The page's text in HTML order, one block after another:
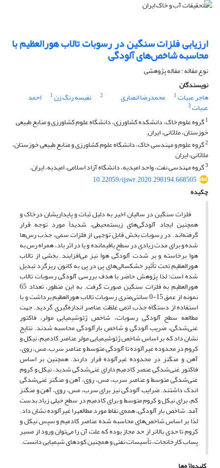
ارزیابی فلزات سنگین در رسوبات تالاب هورالعظیم با
محاسبه شاخص‌های آلودگی
نوع مقاله : مقاله پژوهشی
نویسندگان
هاجر عبیات1 محمدرضا انصاری 2 نفیسه رنگ زن1 احمد
عبیات3
1گروه علوم خاک، دانشکده کشاورزی، دانشگاه علوم کشاورزی و منابع طبیعی
خوزستان، ملاثانی، ایران.
2گروه علوم و مهندسی خاک، دانشگاه علوم کشاورزی و منابع طبیعی خوزستان،
ملاثانی، ایران
3گروه مهندسی نفت، واحد امیدیه، دانشگاه آزاد اسلامی، امیدیه، ایران.
10.22059/ijswr.2020.298194.668505
چکیده
فلزات سنگین در سالیان اخیر به دلیل ثبات و پایداریشان درخاک و
همچنین ایجاد آلودگیهای زیستمحیطی، شدیداً مورد توجه قرار
گرفتهاند. در رسوبات بخش قابل توجهی از فلزات سمی، جذب رسها
شده و برای مدت زیادی در سطح باقیمانده و یا در اثر باد، همراه رس به
هوا برخاسته و بر شدت آلودگی هوا نیز میافزایند. بخشی از تالاب
هورالعظیم تحت تأثیر خشکسالی‌های پی در پی به کانون ریزگرد تبدیل
شده است؛ لذا پژوهش حاضر با هدف بررسی آلودگی رسوبات تالاب
هورالعظیم به فلزات سنگین صورت گرفت. به این منظور، تعداد 65
نمونه از عمق 15-0 سانتی متری رسوبات تالاب هورالعظیم برداشت و با
استفاده از دستگاه جذب اتمی غلظت عناصر اندازهگیری گردید. جهت
مطالعه سطح آلودگی رسوبات، شاخص ژئوشیمیایی مولر، فاکتور
غنیشدگی، ضریب آلودگی و شاخص بارآلودگی محاسبه شدند. نتایج
نشان داد که بر اساس شاخص ژئوشیمیایی مولر عناصر کادمیم، نیکل و
کروم در محدوده غیرآلوده تا آلودگی متوسط و عناصر سرب، مس، روی،
آهن و منگنز در محدوده غیرآلوده قرار دارند. همچنین بر اساس
فاکتور غنی‌شدگی عنصر کادمیم دارای غنی‌شدگی شدید، نیکل و کروم
غنی‌شدگی متوسط و عناصر سرب، مس، روی، آهن و منگنز غنی‌شدگی
اندک داشتند. ضرایب آلودگی نیز برای سرب، مس، روی، آهن و منگنز
کم، برای نیکل و کروم متوسط و برای کادمیم در سطح خیلی زیاد بدست
آمد. شاخص بار آلودگی، همه‌ی نقاط مورد مطالعهرا غیرآلوده نشان داد.
لذا بر اساس شاخص‌های محاسبه شده عناصر کادمیم و سپس نیکل و
کروم تا حدی بالاتر از حد مجاز بوده که علت آن را می‌توان ورود از مسیر
پساب کارخانجات، تأسیسات نفتی و همچنین کودهای شیمیایی دانست.